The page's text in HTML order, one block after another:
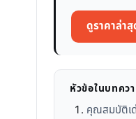
ดูราคาล่า
หัวข้อในบทคว
คุณสมบัติเ